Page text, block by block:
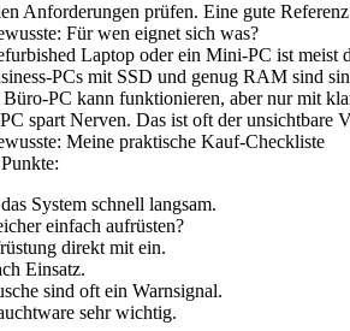
Anforderungen prüfen. Eine gute
Für wen eignet sich was?
Laptop oder ein Mini-PC ist meist
PCs mit SSD und genug RAM sind
PC kann funktionieren, aber nur mit
spart Nerven. Das ist oft der unsichtbare
Meine praktische Kauf-Checkliste
System schnell langsam.
einfach aufrüsten?
direkt mit ein.
Einsatz.
sind oft ein Warnsignal.
sehr wichtig.